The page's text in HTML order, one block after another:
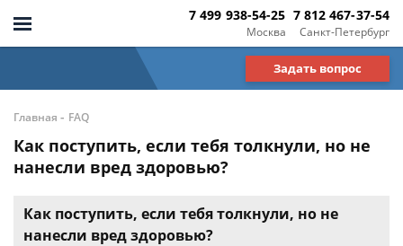
Москва
7 499 938-54-25
Санкт-Петербург
7 812 467-37-54
Задать вопрос
Главная - FAQ
Как поступить, если тебя толкнули, но не
нанесли вред здоровью?
Как поступить, если тебя толкнули, но не
нанесли вред здоровью?